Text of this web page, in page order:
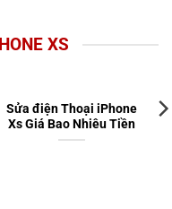
XS
Sửa điện Thoại iPhone
Xs Giá Bao Nhiêu Tiền